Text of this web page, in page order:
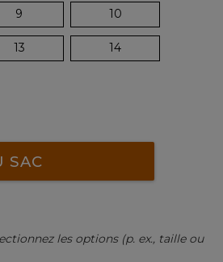
9 10
13 14
SAC
les options (p. ex., taille ou